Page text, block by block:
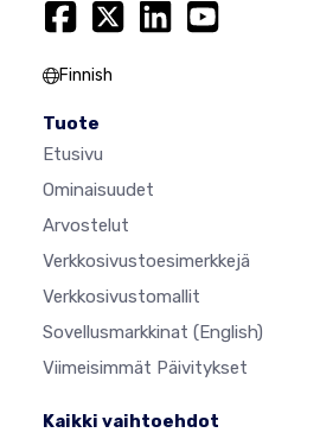
Finnish
Tuote
Etusivu
Ominaisuudet
Arvostelut
Verkkosivustoesimerkkejä
Verkkosivustomallit
Sovellusmarkkinat (English)
Viimeisimmät Päivitykset
Kaikki vaihtoehdot